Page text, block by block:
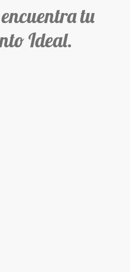
tu
Ideal.